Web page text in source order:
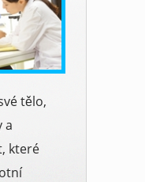
tělo,
a
které